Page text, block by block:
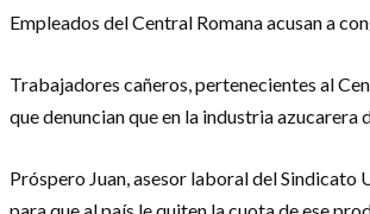
Empleados del Central Romana acusan a
Trabajadores cañeros, pertenecientes al
que denuncian que en la industria
Próspero Juan, asesor laboral del Sindicato
para que al país le quiten la cuota de ese